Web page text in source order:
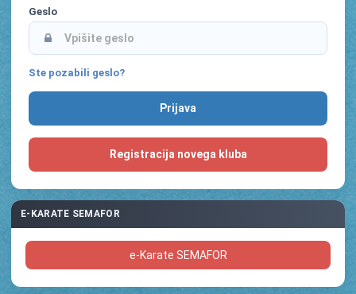
Geslo
Ste pozabili geslo?
Registracija novega kluba
E-KARATE SEMAFOR
e-Karate SEMAFOR